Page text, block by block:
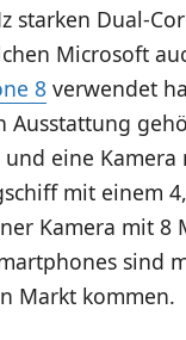
starken Dual-
Microsoft
8verwendet
Ausstattung
eine
mit einem
Kamera mit 8
sind
Markt kommen.